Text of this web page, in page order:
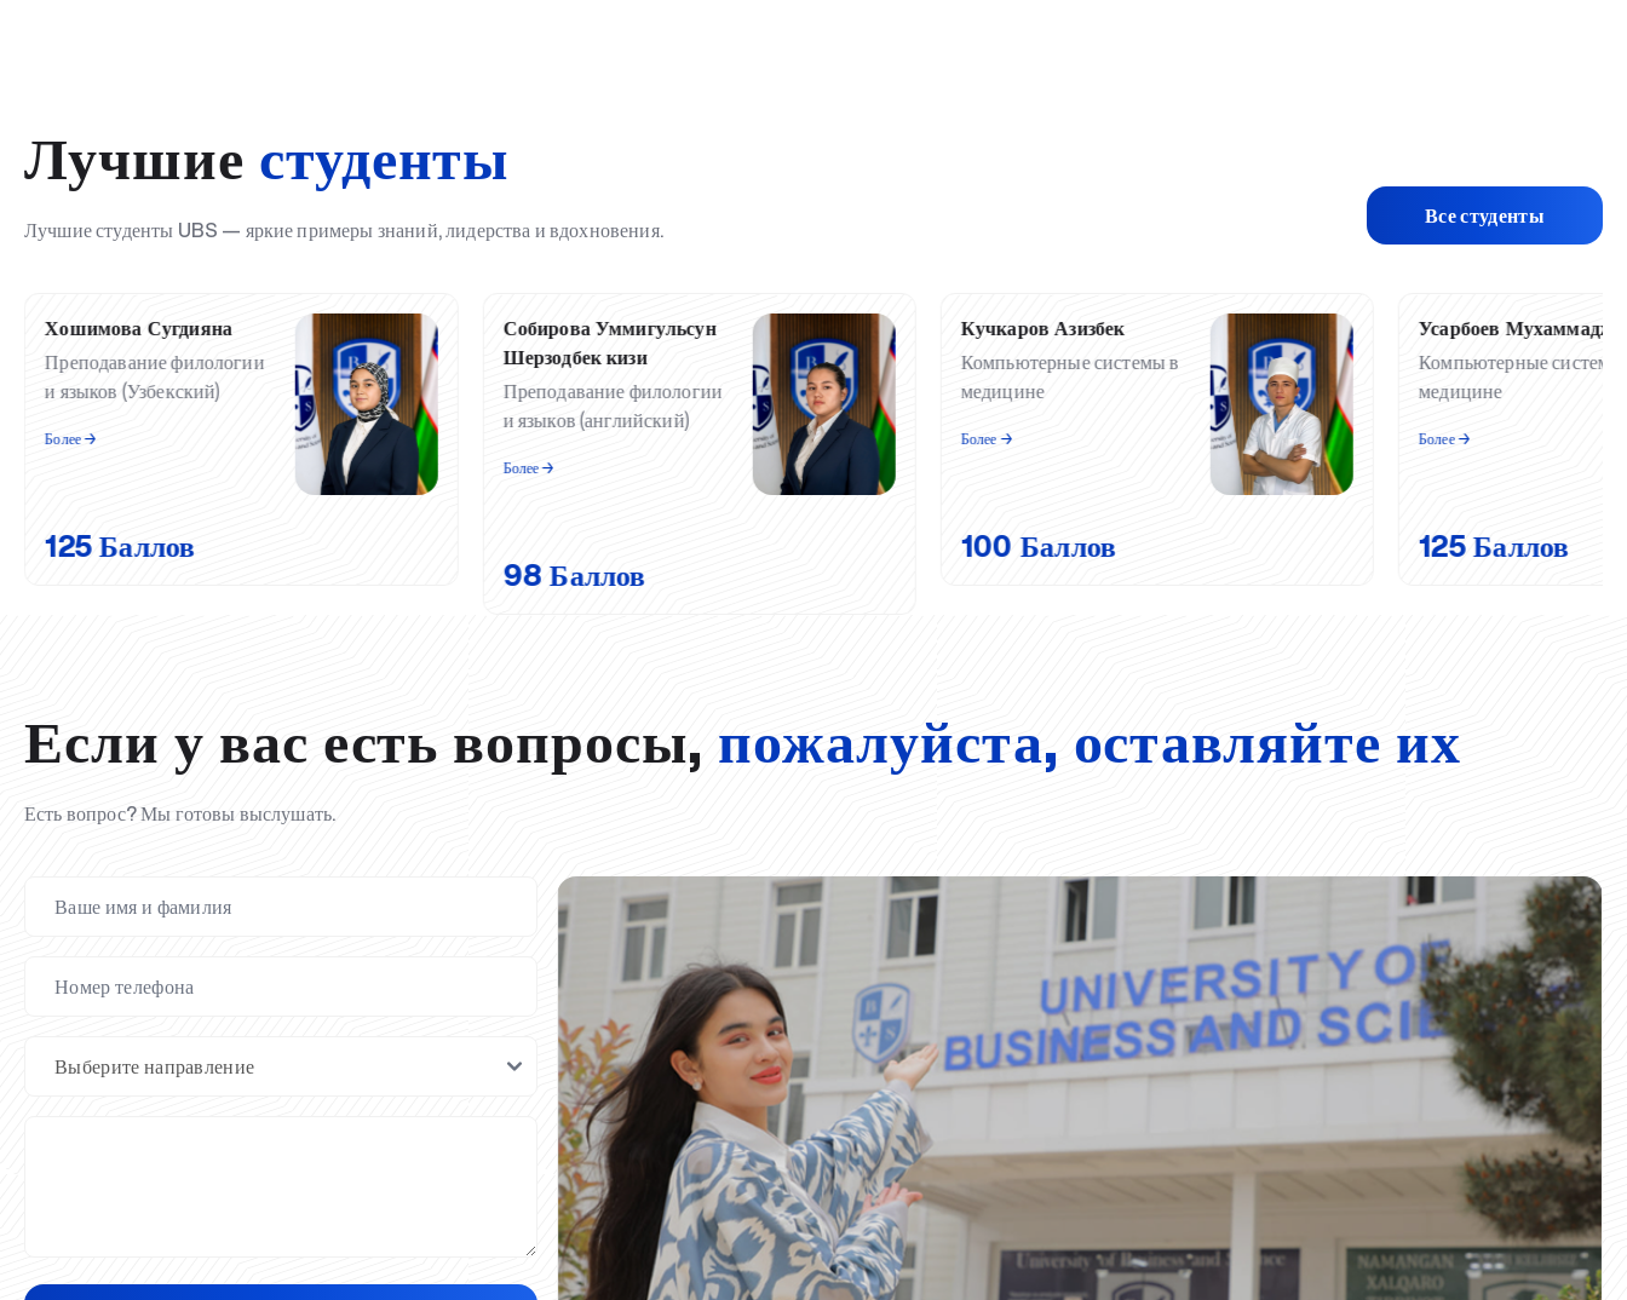
Лучшие студенты
Лучшие студенты UBS — яркие примеры знаний, лидерства и вдохновения.
Все студенты
Хошимова Сугдияна
Преподавание филологии
и языков (Узбекский)
Более ️→
125 Баллов
Собирова Уммигульсун
Шерзодбек кизи
Преподавание филологии
и языков (английский)
Более ️→
98 Баллов
Кучкаров Азизбек
Компьютерные системы в
медицине
Более ️→
100 Баллов
Усарбоев
Компьютерные системы
медицине
Более ️→
125 Баллов
Если у вас есть вопросы, пожалуйста, оставляйте их
Есть вопрос? Мы готовы выслушать.